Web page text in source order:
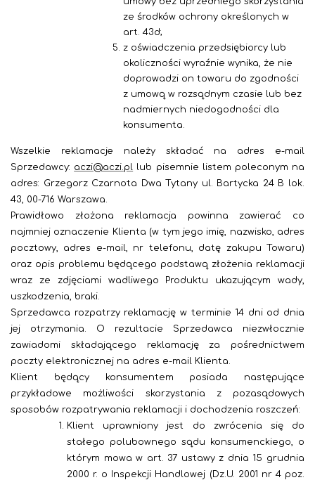
ze środków ochrony określonych w
art. 43d;
z oświadczenia przedsiębiorcy lub
okoliczności wyraźnie wynika, że nie
doprowadzi on towaru do zgodności
z umową w rozsądnym czasie lub bez
nadmiernych niedogodności dla
konsumenta
Wszelkie reklamacje należy składać na adres e-mail
Sprzedawcy: aczi@aczi.pl lub pisemnie listem poleconym na
adres: Grzegorz Czarnota Dwa Tytany ul. Bartycka 24 B lok.
43, 00-716 Warszawa.
Prawidłowo złożona reklamacja powinna zawierać co
najmniej oznaczenie Klienta (w tym jego imię, nazwisko, adres
pocztowy, adres e-mail, nr telefonu, datę zakupu Towaru)
oraz opis problemu będącego podstawą złożenia reklamacji
wraz ze zdjęciami wadliwego Produktu ukazującym wady,
uszkodzenia, braki.
Sprzedawca rozpatrzy reklamację w terminie 14 dni od dnia
jej otrzymania. O rezultacie Sprzedawca niezwłocznie
zawiadomi składającego reklamację za pośrednictwem
poczty elektronicznej na adres e-mail Klienta.
Klient będący konsumentem posiada następujące
przykładowe możliwości skorzystania z pozasądowych
sposobów rozpatrywania reklamacji i dochodzenia roszczeń:
Klient uprawniony jest do zwrócenia się do
stałego polubownego sądu konsumenckiego, o
którym mowa w art. 37 ustawy z dnia 15 grudnia
2000 r. o Inspekcji Handlowej (Dz.U. 2001 nr 4 poz.